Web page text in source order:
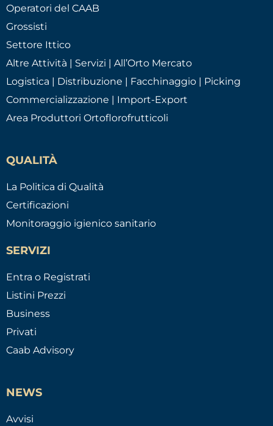
Operatori del CAAB
Grossisti
Settore Ittico
Altre Attività | Servizi | All’Orto Mercato
Logistica | Distribuzione | Facchinaggio | Picking
Commercializzazione | Import-Export
Area Produttori Ortoflorofrutticoli
QUALITÀ
La Politica di Qualità
Certificazioni
Monitoraggio igienico sanitario
SERVIZI
Entra o Registrati
Listini Prezzi
Business
Privati
Caab Advisory
NEWS
Avvisi